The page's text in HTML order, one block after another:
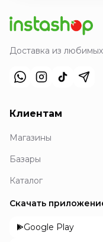
Доставка из
Клиентам
Магазины
Базары
Каталог
Скачать
Google Play